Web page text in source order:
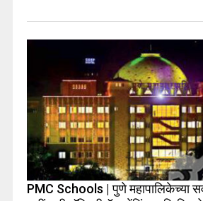
PMC Schools | पुणे महापालिकेच्या